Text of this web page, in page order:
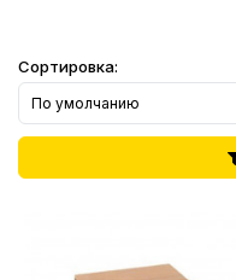
Сортировка: